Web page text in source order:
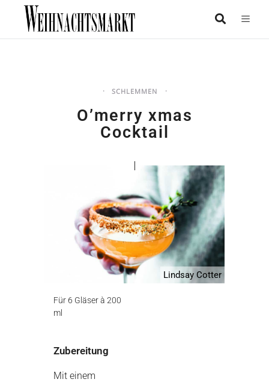
SCHLEMMEN
O’merry xmas
Cocktail
Lindsay Cotter
Für 6 Gläser à 200
ml
Zubereitung
Mit einem